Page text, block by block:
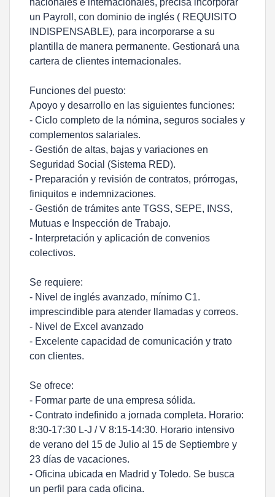
nacionales e internacionales, precisa incorporar
un Payroll, con dominio de inglés ( REQUISITO
INDISPENSABLE), para incorporarse a su
plantilla de manera permanente. Gestionará una
cartera de clientes internacionales.
Funciones del puesto:
Apoyo y desarrollo en las siguientes funciones:
- Ciclo completo de la nómina, seguros sociales y
complementos salariales.
- Gestión de altas, bajas y variaciones en
Seguridad Social (Sistema RED).
- Preparación y revisión de contratos, prórrogas,
finiquitos e indemnizaciones.
- Gestión de trámites ante TGSS, SEPE, INSS,
Mutuas e Inspección de Trabajo.
- Interpretación y aplicación de convenios
colectivos.
Se requiere:
- Nivel de inglés avanzado, mínimo C1.
imprescindible para atender llamadas y correos.
- Nivel de Excel avanzado
- Excelente capacidad de comunicación y trato
con clientes.
Se ofrece:
- Formar parte de una empresa sólida.
- Contrato indefinido a jornada completa. Horario:
8:30-17:30 L-J / V 8:15-14:30. Horario intensivo
de verano del 15 de Julio al 15 de Septiembre y
23 días de vacaciones.
- Oficina ubicada en Madrid y Toledo. Se busca
un perfil para cada oficina.